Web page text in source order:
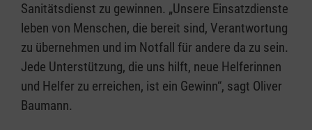
Sanitätsdienst zu gewinnen. „Unsere Einsatzdienste
leben von Menschen, die bereit sind, Verantwortung
zu übernehmen und im Notfall für andere da zu sein.
Jede Unterstützung, die uns hilft, neue Helferinnen
und Helfer zu erreichen, ist ein Gewinn“, sagt Oliver
Baumann.